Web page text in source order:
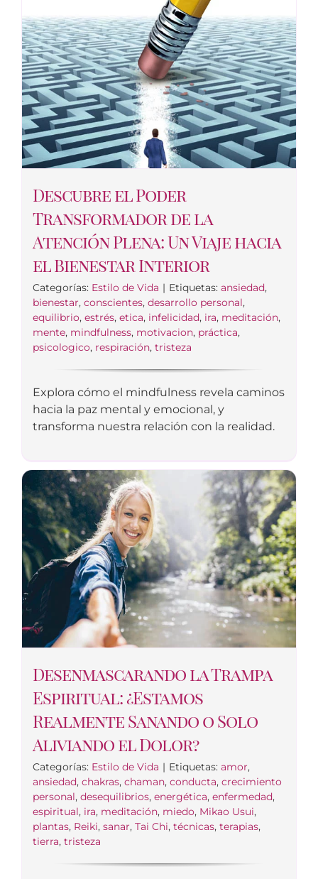
Descubre el Poder
Transformador de la
Atención Plena: Un Viaje hacia
el Bienestar Interior
Categorías: Estilo de Vida | Etiquetas: ansiedad,
bienestar, conscientes, desarrollo personal,
equilibrio, estrés, etica, infelicidad, ira, meditación,
mente, mindfulness, motivacion, práctica,
psicologico, respiración, tristeza
Explora cómo el mindfulness revela caminos
hacia la paz mental y emocional, y
transforma nuestra relación con la realidad.
Desenmascarando la Trampa
Espiritual: ¿Estamos
Realmente Sanando o Solo
Aliviando el Dolor?
Categorías: Estilo de Vida | Etiquetas: amor,
ansiedad, chakras, chaman, conducta, crecimiento
personal, desequilibrios, energética, enfermedad,
espiritual, ira, meditación, miedo, Mikao Usui,
plantas, Reiki, sanar, Tai Chi, técnicas, terapias,
tierra, tristeza